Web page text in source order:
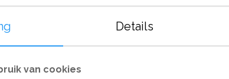
aan subtiele detaillering. De plinten,
vochtige ruimtes als badkamers en
van een primer, laten deze
Monteer en werk het geheel
(Orac).
Details
van cookies